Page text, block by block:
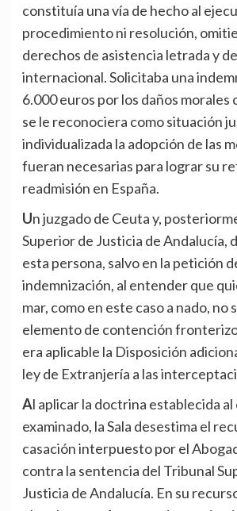
constituía una vía de hecho al
procedimiento ni resolución,
derechos de asistencia letrada y
internacional. Solicitaba una
6.000 euros por los daños morales
se le reconociera como situación
individualizada la adopción de las
fueran necesarias para lograr su
readmisión en España.
Un juzgado de Ceuta y, posteriormente, el Tribunal
Superior de Justicia de Andalucía,
esta persona, salvo en la petición
indemnización, al entender que
mar, como en este caso a nado, no
elemento de contención
era aplicable la Disposición
ley de Extranjería a las
Al aplicar la doctrina establecida al caso
examinado, la Sala desestima el
casación interpuesto por el
contra la sentencia del Tribunal
Justicia de Andalucía. En su